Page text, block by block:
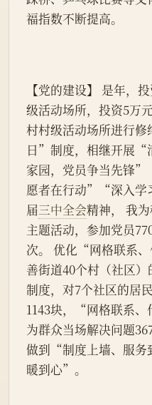
福指数不断提高。
【党的建设】 是年，
级活动场所，投资5万
村村级活动场所进行
日”制度，相继开展“
家园，党员争当先锋
愿者在行动”“深入学
届三中全会精神， 我
主题活动，参加党员
次。 优化“网格联系
善街道40个村（社区）
制度，对7个社区的居
1143块，“网格联系、
为群众当场解决问题
做到“制度上墙、服务
暖到心”。